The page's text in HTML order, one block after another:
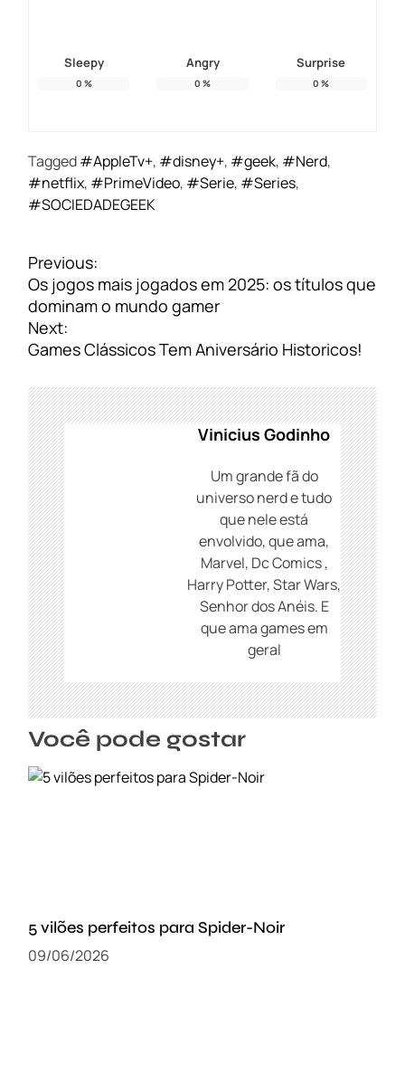
Sleepy
0 %
Angry
0 %
Surprise
0 %
Tagged#AppleTv+, #disney+, #geek, #Nerd,
#netflix, #PrimeVideo, #Serie, #Series,
#SOCIEDADEGEEK
N
a
v
e
g
ç
ã
o
d
e
P
o
s
t
Previous:
Os jogos mais jogados em 2025: os títulos que
dominam o mundo gamer
Next:
Games Clássicos Tem Aniversário Historicos!
Vinicius Godinho
Um grande fã do
universo nerd e tudo
que nele está
envolvido, que ama,
Marvel, Dc Comics ,
Harry Potter, Star Wars,
Senhor dos Anéis. E
que ama games em
geral
Você pode gostar
5 vilões perfeitos para Spider-Noir
09/06/2026